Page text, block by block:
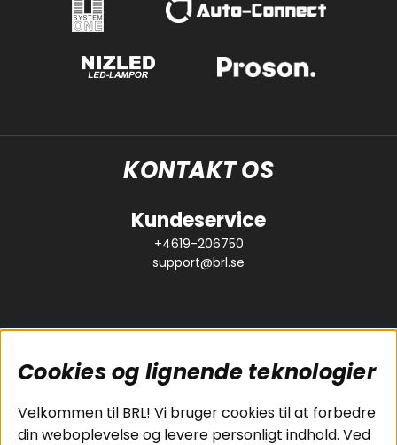
KONTAKT OS
Kundeservice
+4619-206750
support@brl.se
Populære sider
Pakkeløsninger
Kundeservice
Cookies
Cookies og lignende teknologier
Velkommen til BRL! Vi bruger cookies til at forbedre
din weboplevelse og levere personligt indhold. Ved